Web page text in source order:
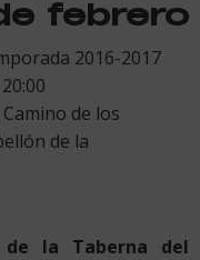
febrero
2016-2017
de los
de la
de la Taberna del